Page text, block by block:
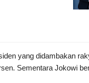
yang didambakan
Sementara Jokowi